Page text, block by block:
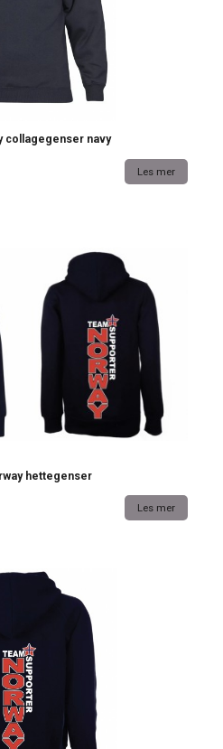
collagegenser navy
Les mer
hettegenser
Les mer